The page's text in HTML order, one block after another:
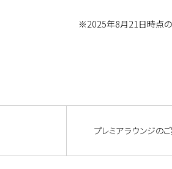
※2025年8月21日時点の
プレミアラウンジの